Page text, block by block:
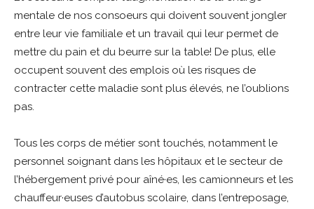
mentale de nos consoeurs qui doivent souvent jongler
entre leur vie familiale et un travail qui leur permet de
mettre du pain et du beurre sur la table! De plus, elle
occupent souvent des emplois où les risques de
contracter cette maladie sont plus élevés, ne l’oublions
pas.
Tous les corps de métier sont touchés, notamment le
personnel soignant dans les hôpitaux et le secteur de
l’hébergement privé pour aîné·es, les camionneurs et les
chauffeur·euses d’autobus scolaire, dans l’entreposage,